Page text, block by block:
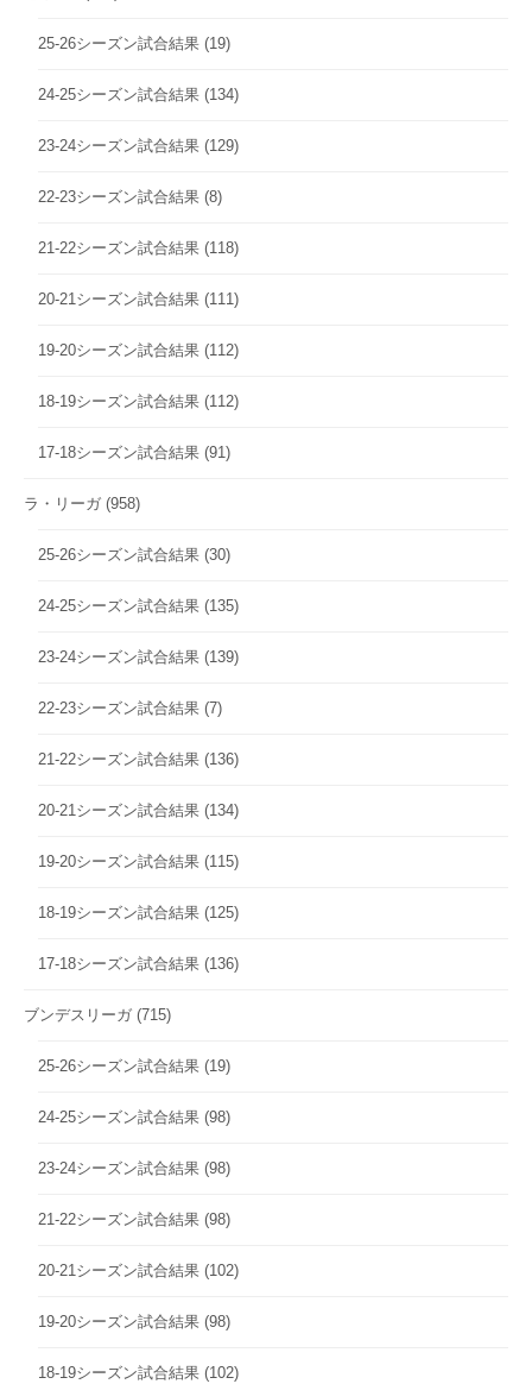
25-26シーズン試合結果 (19)
24-25シーズン試合結果 (134)
23-24シーズン試合結果 (129)
22-23シーズン試合結果 (8)
21-22シーズン試合結果 (118)
20-21シーズン試合結果 (111)
19-20シーズン試合結果 (112)
18-19シーズン試合結果 (112)
17-18シーズン試合結果 (91)
ラ・リーガ (958)
25-26シーズン試合結果 (30)
24-25シーズン試合結果 (135)
23-24シーズン試合結果 (139)
22-23シーズン試合結果 (7)
21-22シーズン試合結果 (136)
20-21シーズン試合結果 (134)
19-20シーズン試合結果 (115)
18-19シーズン試合結果 (125)
17-18シーズン試合結果 (136)
ブンデスリーガ (715)
25-26シーズン試合結果 (19)
24-25シーズン試合結果 (98)
23-24シーズン試合結果 (98)
21-22シーズン試合結果 (98)
20-21シーズン試合結果 (102)
19-20シーズン試合結果 (98)
18-19シーズン試合結果 (102)